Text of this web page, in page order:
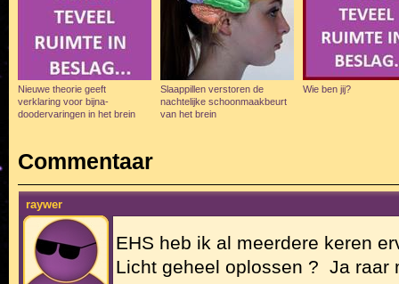
Nieuwe theorie geeft
verklaring voor bijna-
doodervaringen in het brein
Slaappillen verstoren de
nachtelijke schoonmaakbeurt
van het brein
Wie ben jij?
Commentaar
raywer
EHS heb ik al meerdere keren
Licht geheel oplossen ? Ja raar